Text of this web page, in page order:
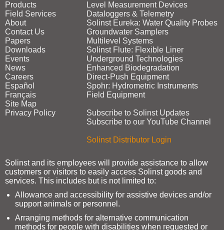
Products
Field Services
About
Contact Us
Papers
Downloads
Events
News
Careers
Español
Français
Site Map
Privacy Policy
Level Measurement Devices
Dataloggers & Telemetry
Solinst Eureka: Water Quality Probes
Groundwater Samplers
Multilevel Systems
Solinst Flute: Flexible Liner
Underground Technologies
Enhanced Biodegradation
Direct‑Push Equipment
Spohr: Hydrometric Instruments
Field Equipment
Subscribe to Solinst Updates
Subscribe to our YouTube Channel
Solinst Distributor Login
Solinst and its employees will provide assistance to allow
customers or visitors to easily access Solinst goods and
services. This includes but is not limited to:
Allowance and accessibility for assistive devices and/or
support animals or personnel.
Arranging methods for alternative communication
methods for people with disabilities when requested or